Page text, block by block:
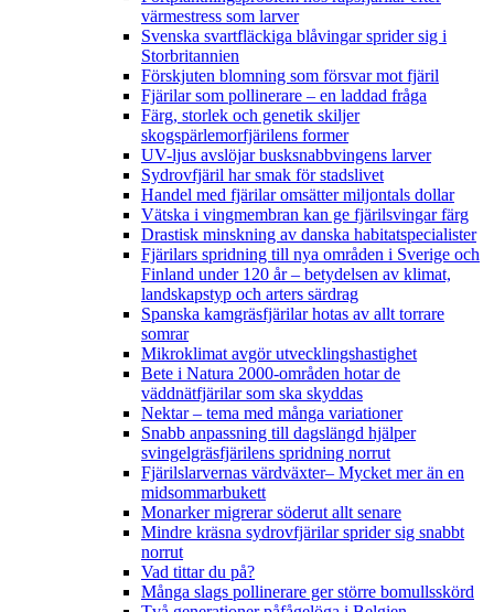
värmestress som larver
Svenska svartfläckiga blåvingar sprider sig i
Storbritannien
Förskjuten blomning som försvar mot fjäril
Fjärilar som pollinerare – en laddad fråga
Färg, storlek och genetik skiljer
skogspärlemorfjärilens former
UV-ljus avslöjar busksnabbvingens larver
Sydrovfjäril har smak för stadslivet
Handel med fjärilar omsätter miljontals dollar
Vätska i vingmembran kan ge fjärilsvingar färg
Drastisk minskning av danska habitatspecialister
Fjärilars spridning till nya områden i Sverige och
Finland under 120 år– betydelsen av klimat,
landskapstyp och arters särdrag
Spanska kamgräsfjärilar hotas av allt torrare
somrar
Mikroklimat avgör utvecklingshastighet
Bete i Natura 2000-områden hotar de
väddnätfjärilar som ska skyddas
Nektar – tema med många variationer
Snabb anpassning till dagslängd hjälper
svingelgräsfjärilens spridning norrut
Fjärilslarvernas värdväxter– Mycket mer än en
midsommarbukett
Monarker migrerar söderut allt senare
Mindre kräsna sydrovfjärilar sprider sig snabbt
norrut
Vad tittar du på?
Många slags pollinerare ger större bomullsskörd